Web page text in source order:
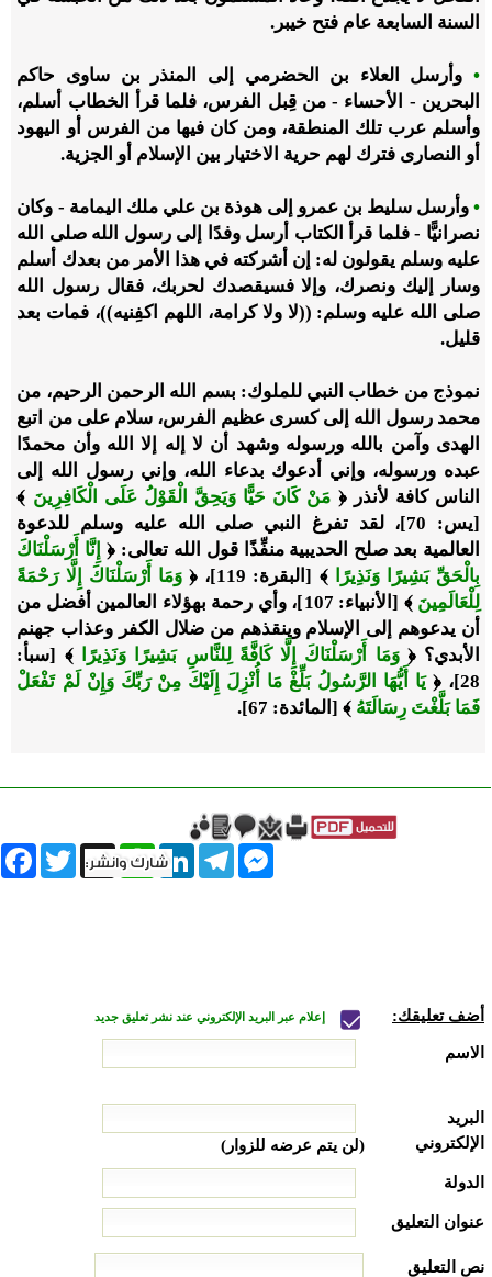
السنة السابعة عام فتح خيبر.
• وأرسل العلاء بن الحضرمي إلى المنذر بن ساوى حاكم
البحرين - الأحساء - من قِبل الفرس، فلما قرأ الخطاب أسلم،
وأسلم عرب تلك المنطقة، ومن كان فيها من الفرس أو اليهود
أو النصارى فترك لهم حرية الاختيار بين الإسلام أو الجزية.
• وأرسل سليط بن عمرو إلى هوذة بن علي ملك اليمامة - وكان
نصرانيًّا - فلما قرأ الكتاب أرسل وفدًا إلى رسول الله صلى الله
عليه وسلم يقولون له: إن أشركته في هذا الأمر من بعدك أسلم
وسار إليك ونصرك، وإلا فسيقصدك لحربك، فقال رسول الله
صلى الله عليه وسلم: ((لا ولا كرامة، اللهم اكفِنيه))، فمات بعد
قليل.
نموذج من خطاب النبي للملوك: بسم الله الرحمن الرحيم، من
محمد رسول الله إلى كسرى عظيم الفرس، سلام على من اتبع
الهدى وآمن بالله ورسوله وشهد أن لا إله إلا الله وأن محمدًا
عبده ورسوله، وإني أدعوك بدعاء الله، وإني رسول الله إلى
الناس كافة لأنذر ﴿ مَنْ كَانَ حَيًّا وَيَحِقَّ الْقَوْلُ عَلَى الْكَافِرِينَ ﴾
[يس: 70]، لقد تفرغ النبي صلى الله عليه وسلم للدعوة
العالمية بعد صلح الحديبية منفِّذًا قول الله تعالى: ﴿ إِنَّا أَرْسَلْنَاكَ
بِالْحَقِّ بَشِيرًا وَنَذِيرًا
﴾ [البقرة: 119]، ﴿
وَمَا أَرْسَلْنَاكَ إِلَّا رَحْمَةً
لِلْعَالَمِينَ
﴾ [الأنبياء: 107]، وأي رحمة بهؤلاء العالمين أفضل من
أن يدعوهم إلى الإسلام وينقذهم من ضلال الكفر وعذاب جهنم
الأبدي؟ ﴿وَمَا أَرْسَلْنَاكَ إِلَّا كَافَّةً لِلنَّاسِ بَشِيرًا وَنَذِيرًا
﴾ [سبأ:
28]، ﴿
يَا أَيُّهَا الرَّسُولُ بَلِّغْ مَا أُنْزِلَ إِلَيْكَ مِنْ رَبِّكَ وَإِنْ لَمْ تَفْعَلْ
فَمَا بَلَّغْتَ رِسَالَتَهُ ﴾ [المائدة: 67].
Twitter X
WhatsAppLinkedInTelegram
Messenger
أضف تعليقك: إعلام عبر البريد الإلكتروني عند نشر تعليق جديد
الاسم
البريد
الإلكتروني
(لن يتم عرضه للزوار)
الدولة
عنوان التعليق
نص التعليق